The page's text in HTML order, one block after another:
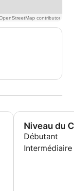
Niveau du
Débutant
Intermédiaire